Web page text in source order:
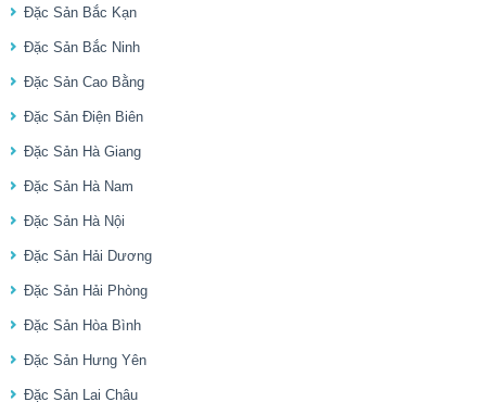
Đặc Sản Bắc Kạn
Đặc Sản Bắc Ninh
Đặc Sản Cao Bằng
Đặc Sản Điện Biên
Đặc Sản Hà Giang
Đặc Sản Hà Nam
Đặc Sản Hà Nội
Đặc Sản Hải Dương
Đặc Sản Hải Phòng
Đặc Sản Hòa Bình
Đặc Sản Hưng Yên
Đặc Sản Lai Châu